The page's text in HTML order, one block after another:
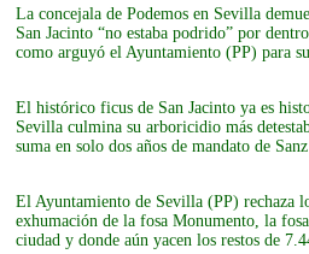
La concejala de Podemos en Sevilla
San Jacinto “no estaba podrido” por
como arguyó el Ayuntamiento (PP) para
El histórico ficus de San Jacinto ya es
Sevilla culmina su arboricidio más
suma en solo dos años de mandato de
El Ayuntamiento de Sevilla (PP) rechaza
exhumación de la fosa Monumento, la
ciudad y donde aún yacen los restos de